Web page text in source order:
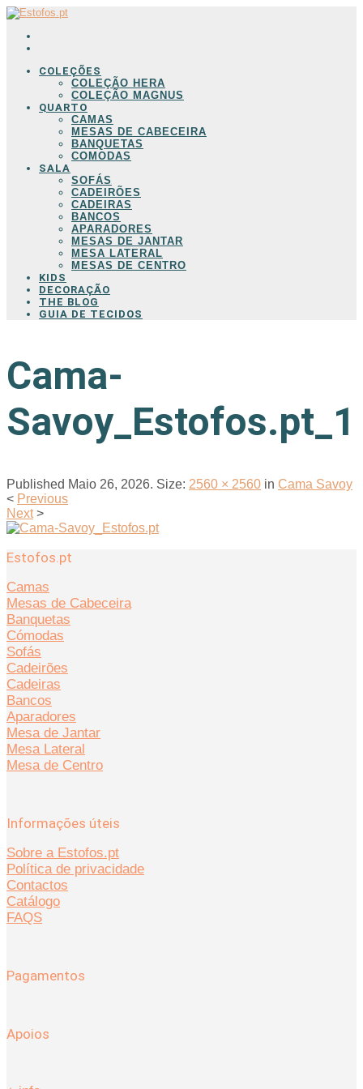
COLEÇÕES
COLEÇÃO HERA
COLEÇÃO MAGNUS
QUARTO
CAMAS
MESAS DE CABECEIRA
BANQUETAS
COMODAS
SALA
SOFÁS
CADEIRÕES
CADEIRAS
BANCOS
APARADORES
MESAS DE JANTAR
MESA LATERAL
MESAS DE CENTRO
KIDS
DECORAÇÃO
THE BLOG
GUIA DE TECIDOS
Cama-
Savoy_Estofos.pt_1
Published Maio 26, 2026. Size: 2560 × 2560 in Cama Savoy
< Previous
Next >
Estofos.pt
Camas
Mesas de Cabeceira
Banquetas
Cómodas
Sofás
Cadeirões
Cadeiras
Bancos
Aparadores
Mesa de Jantar
Mesa Lateral
Mesa de Centro
Informações úteis
Sobre a Estofos.pt
Política de privacidade
Contactos
Catálogo
FAQS
Pagamentos
Apoios